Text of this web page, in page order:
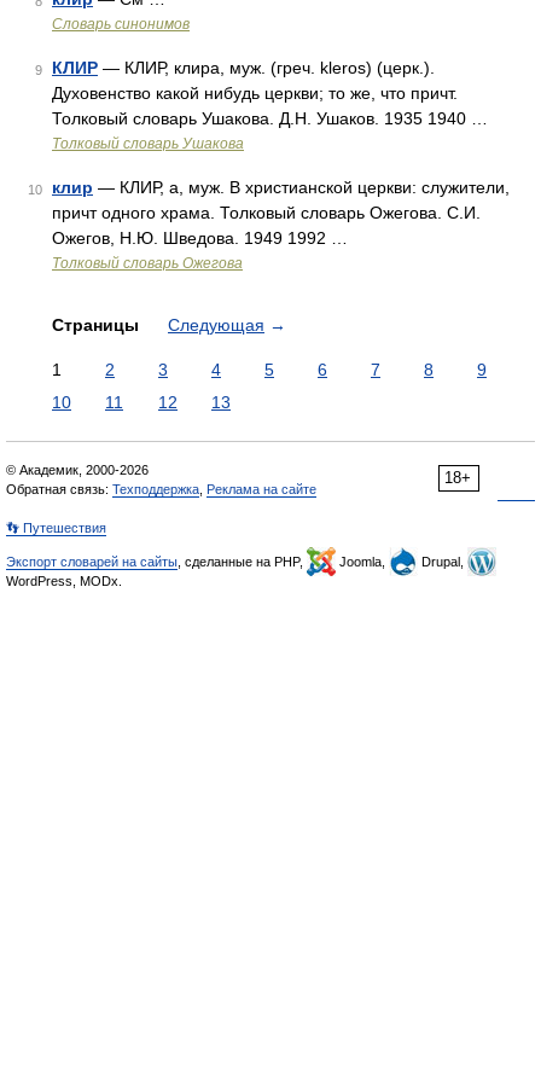
Словарь синонимов
9 КЛИР — КЛИР, клира, муж. (греч. kleros) (церк.).
Духовенство какой нибудь церкви; то же, что причт.
Толковый словарь Ушакова. Д.Н. Ушаков. 1935 1940 …
Толковый словарь Ушакова
10 клир — КЛИР, а, муж. В христианской церкви: служители,
причт одного храма. Толковый словарь Ожегова. С.И.
Ожегов, Н.Ю. Шведова. 1949 1992 …
Толковый словарь Ожегова
Страницы Следующая →
1 2 3 4 5 6 7 8
9
10
11 12 13
18+
© Академик, 2000-2026
Обратная связь: Техподдержка Реклама на сайте
👣 Путешествия
Экспорт словарей на сайты , сделанные на PHP, Joomla,
Drupal,
WordPress, MODx.